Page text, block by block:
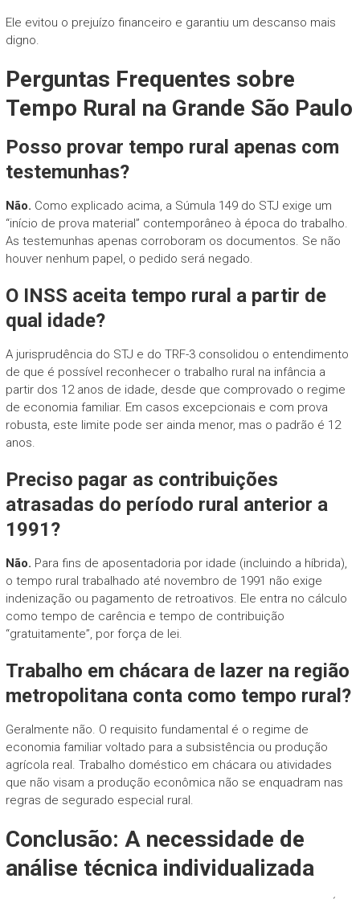
Ele evitou o prejuízo financeiro e garantiu um descanso mais
digno.
Perguntas Frequentes sobre
Tempo Rural na Grande São Paulo
Posso provar tempo rural apenas com
testemunhas?
Não. Como explicado acima, a Súmula 149 do STJ exige um
“início de prova material” contemporâneo à época do trabalho.
As testemunhas apenas corroboram os documentos. Se não
houver nenhum papel, o pedido será negado.
O INSS aceita tempo rural a partir de
qual idade?
A jurisprudência do STJ e do TRF-3 consolidou o entendimento
de que é possível reconhecer o trabalho rural na infância a
partir dos 12 anos de idade, desde que comprovado o regime
de economia familiar. Em casos excepcionais e com prova
robusta, este limite pode ser ainda menor, mas o padrão é 12
anos.
Preciso pagar as contribuições
atrasadas do período rural anterior a
1991?
Não. Para fins de aposentadoria por idade (incluindo a híbrida),
o tempo rural trabalhado até novembro de 1991 não exige
indenização ou pagamento de retroativos. Ele entra no cálculo
como tempo de carência e tempo de contribuição
“gratuitamente”, por força de lei.
Trabalho em chácara de lazer na região
metropolitana conta como tempo rural?
Geralmente não. O requisito fundamental é o regime de
economia familiar voltado para a subsistência ou produção
agrícola real. Trabalho doméstico em chácara ou atividades
que não visam a produção econômica não se enquadram nas
regras de segurado especial rural.
Conclusão: A necessidade de
análise técnica individualizada